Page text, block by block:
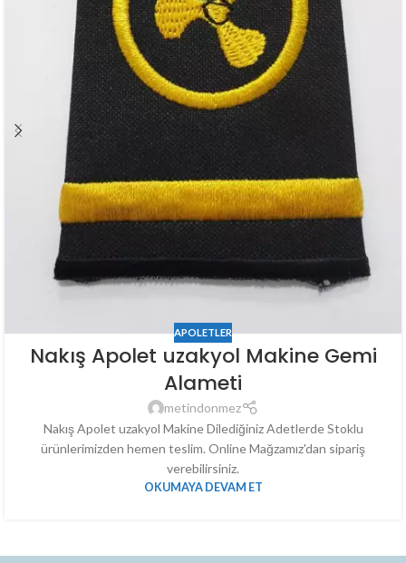
APOLETLER
Nakış Apolet uzakyol Makine Gemi
Alameti
metindonmez
Nakış Apolet uzakyol Makine Dilediğiniz Adetlerde Stoklu
ürünlerimizden hemen teslim. Online Mağzamız'dan sipariş
verebilirsiniz.
OKUMAYA DEVAM ET